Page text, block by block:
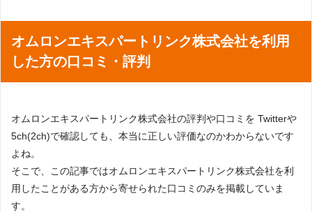
オムロンエキスパートリンク株式会社を利用
した方の口コミ・評判
オムロンエキスパートリンク株式会社の評判や口コミを Twitterや
5ch(2ch)で確認しても、本当に正しい評価なのかわからないです
よね。
そこで、この記事ではオムロンエキスパートリンク株式会社を利
用したことがある方から寄せられた口コミのみを掲載していま
す。